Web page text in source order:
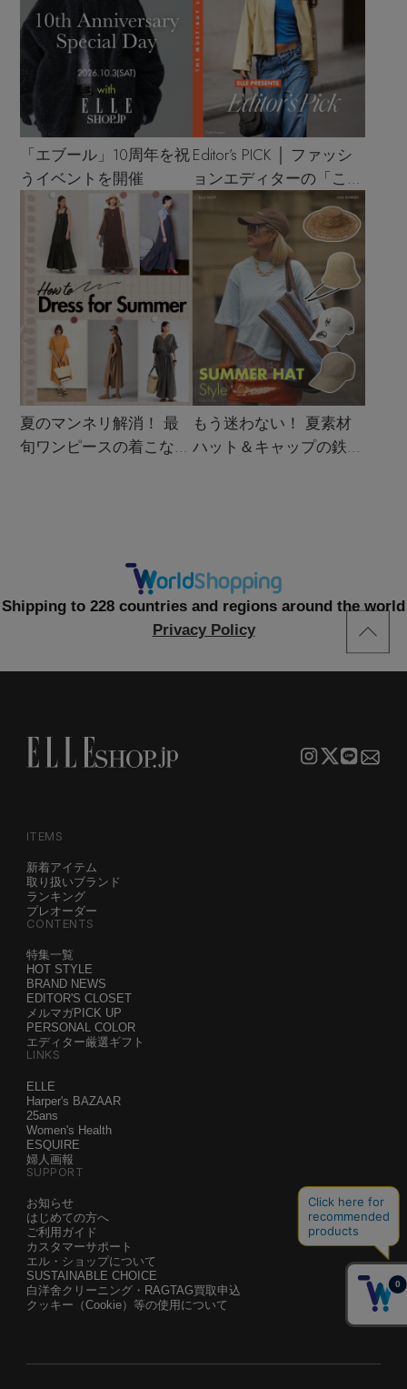
「エブール」10周年を祝
うイベントを開催
Editor’s PICK │ ファッシ
ョンエディターの「これ
買い！」リスト
夏のマンネリ解消！ 最
旬ワンピースの着こなし
もう迷わない！ 夏素材
ハット＆キャップの鉄板
Shipping to 228 countries and regions around the world
Privacy Policy
ITEMS
新着アイテム
取り扱いブランド
ランキング
プレオーダー
CONTENTS
特集一覧
HOT STYLE
BRAND NEWS
EDITOR'S CLOSET
メルマガPICK UP
PERSONAL COLOR
エディター厳選ギフト
LINKS
ELLE
Harper's BAZAAR
25ans
Women's Health
ESQUIRE
婦人画報
SUPPORT
お知らせ
はじめての方へ
ご利用ガイド
カスタマーサポート
エル・ショップについて
SUSTAINABLE CHOICE
白洋舍クリーニング・RAGTAG買取申込
クッキー（Cookie）等の使用について